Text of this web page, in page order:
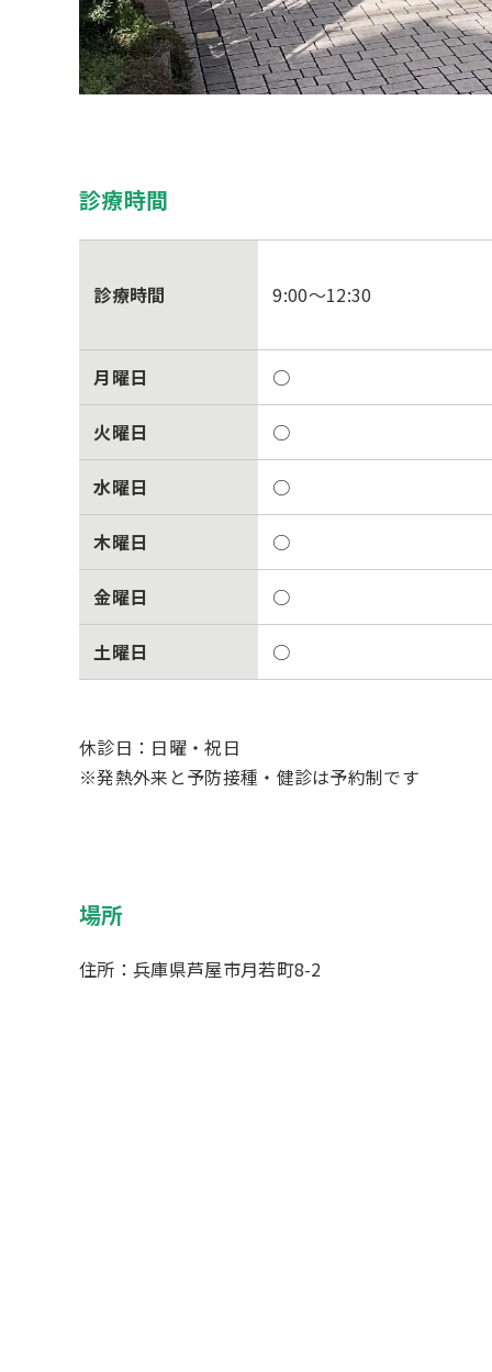
診療時間
診療時間 9:00～12:30
月曜日 ○
火曜日 ○
水曜日 ○
木曜日 ○
金曜日 ○
土曜日 ○
休診日：日曜・祝日
※発熱外来と予防接種・健診は予約制です
場所
住所：兵庫県芦屋市月若町8-2